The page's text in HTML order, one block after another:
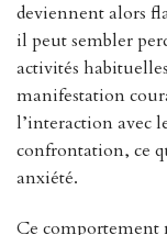
deviennent alors
il peut sembler
activités
manifestation
l’interaction avec
confrontation, ce
anxiété.
Ce comportement